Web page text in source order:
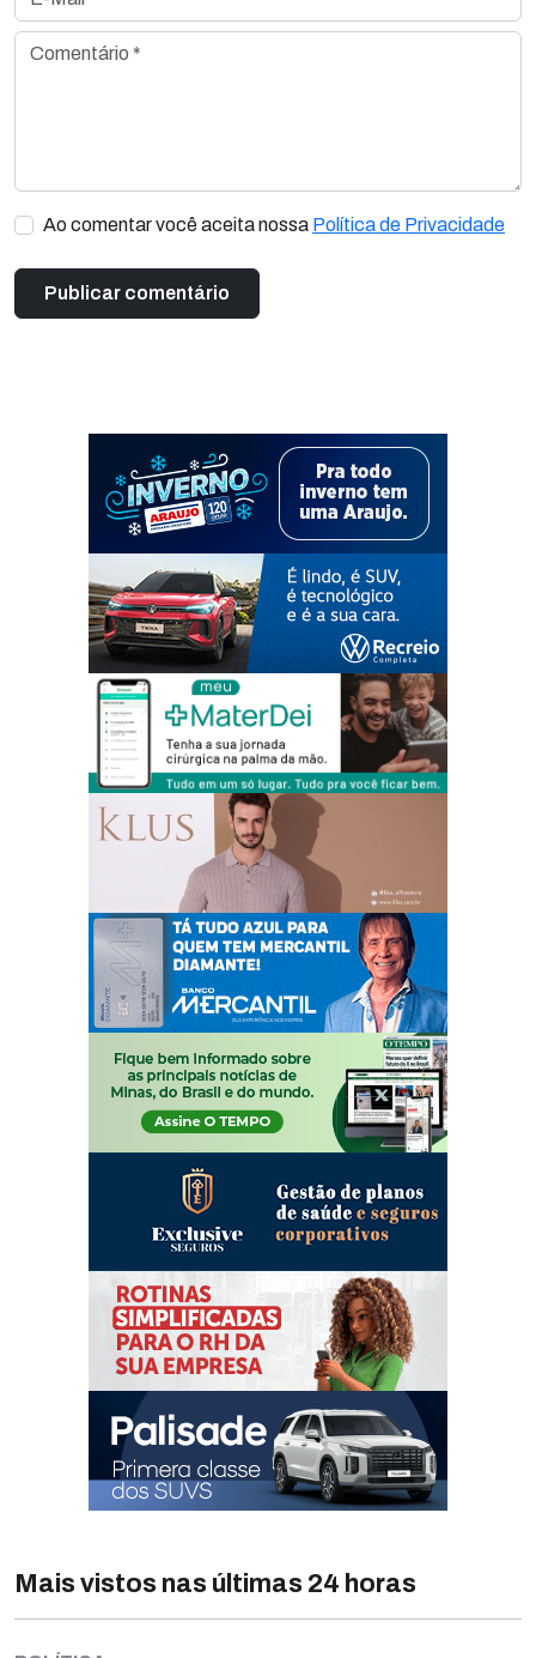
Comentário *
Ao comentar você aceita nossa Política de Privacidade
Mais vistos nas últimas 24 horas